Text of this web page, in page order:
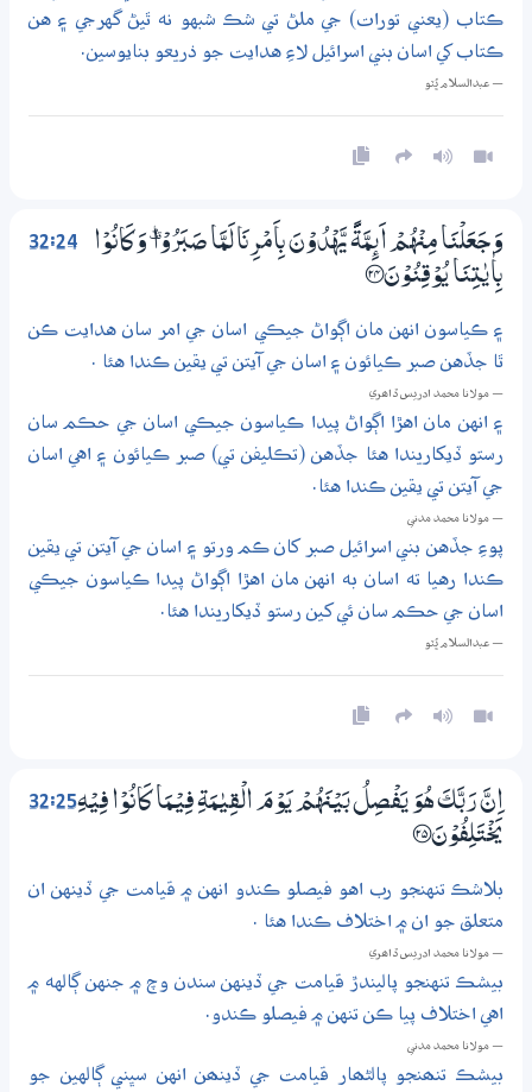
ڪتاب (يعني تورات) جي ملڻ تي شڪ شبهو نه ٿيڻ گهرجي ۽ هن
ڪتاب کي اسان بني اسرائيل لاءِ هدايت جو ذريعو بنايوسين.
— عبدالسلام ڀُٽو
32:24
وَجَعَلْنَا مِنْهُمْ اَىِٕمَّةً يَّهْدُوْنَ بِاَمْرِنَا لَمَّا صَبَرُوْا ڜ وَكَانُوْا
بِاٰيٰتِنَا يُوْقِنُوْنَ ؀24
۽ ڪياسون انهن مان اڳواڻ جيڪي اسان جي امر سان هدايت ڪن
ٿا جڏهن صبر ڪيائون ۽ اسان جي آيتن تي يقين ڪندا هئا .
— مولانا محمد ادريس ڏاھري
۽ انهن مان اهڙا اڳواڻ پيدا ڪياسون جيڪي اسان جي حڪم سان
رستو ڏيکاريندا هئا جڏهن (تڪليفن تي) صبر ڪيائون ۽ اهي اسان
جي آيتن تي يقين ڪندا هئا.
— مولانا محمد مدني
پوءِ جڏهن بني اسرائيل صبر کان ڪم ورتو ۽ اسان جي آيتن تي يقين
ڪندا رهيا ته اسان به انهن مان اهڙا اڳواڻ پيدا ڪياسون جيڪي
اسان جي حڪم سان ئي کين رستو ڏيکاريندا هئا.
— عبدالسلام ڀُٽو
32:25اِنَّ رَبَّكَ هُوَ يَفْصِلُ بَيْنَهُمْ يَوْمَ الْقِيٰمَةِ فِيْـمَا كَانُوْا فِيْهِ
يَخْتَلِفُوْنَ ؀25
بلاشڪ تنهنجو رب اهو فيصلو ڪندو انهن ۾ قيامت جي ڏينهن ان
متعلق جو ان ۾ اختلاف ڪندا هئا .
— مولانا محمد ادريس ڏاھري
بيشڪ تنهنجو پاليندڙ قيامت جي ڏينهن سندن وچ ۾ جنهن ڳالهه ۾
اهي اختلاف پيا ڪن تنهن ۾ فيصلو ڪندو.
— مولانا محمد مدني
بيشڪ تنھنجو پالڻھار قيامت جي ڏينھن انهن سڀني ڳالهين جو